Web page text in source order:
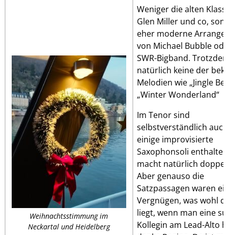
Weihnachtsstimmung im
Neckartal und Heidelberg
Weniger die alten
Glen Miller und co,
eher moderne
von Michael Bubble
SWR-Bigband.
natürlich keine der
Melodien wie „Jingle
„Winter Wonderland“
Im Tenor sind
selbstverständlich
einige improvisierte
Saxophonsoli
macht natürlich
Aber genauso die
Satzpassagen waren
Vergnügen, was wohl
liegt, wenn man eine
Kollegin am Lead-Alto